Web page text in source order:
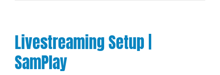
Livestreaming Setup |
SamPlay